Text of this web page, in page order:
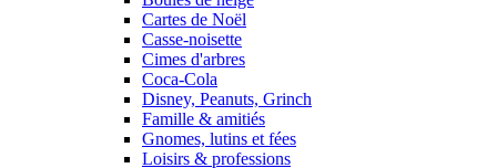
Cartes de Noël
Casse-noisette
Cimes d'arbres
Coca-Cola
Disney, Peanuts, Grinch
Famille & amitiés
Gnomes, lutins et fées
Loisirs & professions